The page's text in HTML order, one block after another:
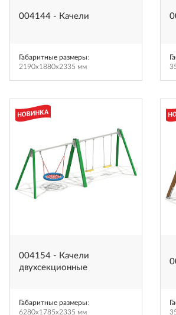
004144 - Качели
Габаритные размеры:
2190x1880x2335 мм
004154 - Качели
двухсекционные
Габаритные размеры:
6280x1785x2335 мм